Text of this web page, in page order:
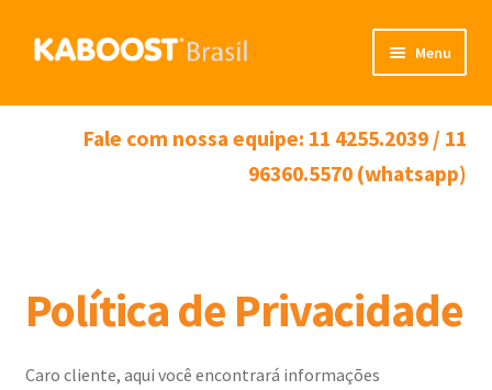
Pular
para
Pular
para
Menu
Início
Fale com nossa equipe: 11 4255.2039 / 11
96360.5570 (whatsapp)
Política de Privacidade
Caro cliente, aqui você encontrará informações